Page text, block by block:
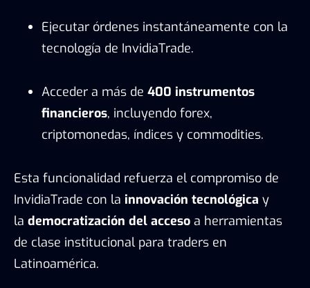
Ejecutar órdenes instantáneamente con la
tecnología de InvidiaTrade.
Acceder a más de 400 instrumentos
financieros, incluyendo forex,
criptomonedas, índices y commodities.
Esta funcionalidad refuerza el compromiso de
InvidiaTrade con la innovación tecnológica y
la democratización del acceso a herramientas
de clase institucional para traders en
Latinoamérica.